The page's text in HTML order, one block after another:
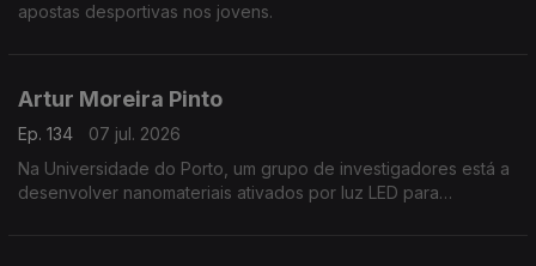
apostas desportivas nos jovens.
Artur Moreira Pinto
Ep. 134
07 jul. 2026
Na Universidade do Porto, um grupo de investigadores está a
desenvolver nanomateriais ativados por luz LED para